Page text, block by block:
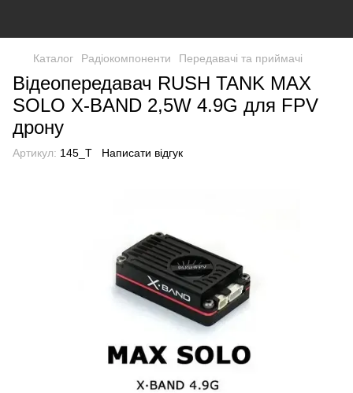
Каталог Радіокомпоненти Передавачі та приймачі
Відеопередавач RUSH TANK MAX
SOLO X-BAND 2,5W 4.9G для FPV
дрону
Артикул: 145_T Написати відгук